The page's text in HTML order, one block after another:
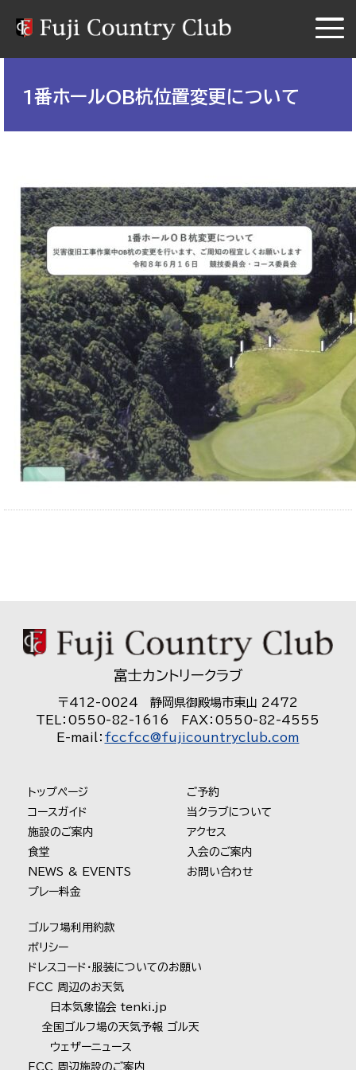
1番ホールOB杭位置変更について
富士カントリークラブ
〒412-0024 静岡県御殿場市東山 2472
TEL：0550-82-1616 FAX：0550-82-4555
E-mail： fccfcc@fujicountryclub.com
トップページ
コースガイド
施設のご案内
食堂
NEWS & EVENTS
プレー料金
ご予約
当クラブについて
アクセス
入会のご案内
お問い合わせ
ゴルフ場利用約款
ポリシー
ドレスコード・服装についてのお願い
FCC 周辺のお天気
日本気象協会 tenki.jp
全国ゴルフ場の天気予報 ゴル天
ウェザーニュース
FCC 周辺施設のご案内